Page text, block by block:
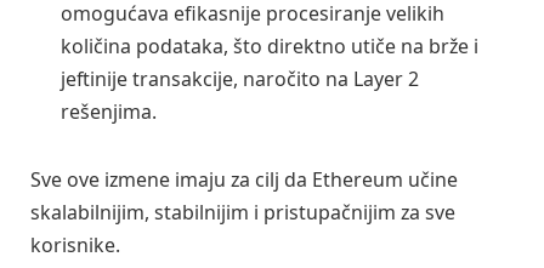
omogućava efikasnije procesiranje velikih
količina podataka, što direktno utiče na brže i
jeftinije transakcije, naročito na Layer 2
rešenjima.
Sve ove izmene imaju za cilj da Ethereum učine
skalabilnijim, stabilnijim i pristupačnijim za sve
korisnike.